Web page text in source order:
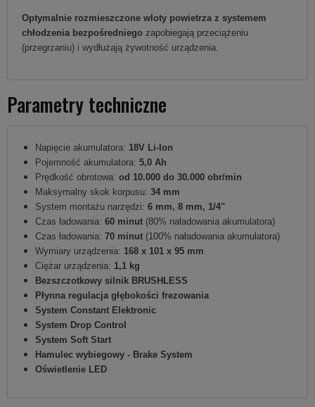
Optymalnie rozmieszczone wloty powietrza z systemem
chłodzenia bezpośredniego zapobiegają przeciążeniu
(przegrzaniu) i wydłużają żywotność urządzenia.
Parametry techniczne
Napięcie akumulatora: 18V Li-Ion
Pojemność akumulatora: 5,0 Ah
Prędkość obrotowa: od 10.000 do 30.000 obr/min
Maksymalny skok korpusu: 34 mm
System montażu narzędzi: 6 mm, 8 mm, 1/4"
Czas ładowania: 60 minut (80% naładowania akumulatora)
Czas ładowania: 70 minut (100% naładowania akumulatora)
Wymiary urządzenia: 168 x 101 x 95 mm
Ciężar urządzenia: 1,1 kg
Bezszczotkowy silnik BRUSHLESS
Płynna regulacja głębokości frezowania
System Constant Elektronic
System Drop Control
System Soft Start
Hamulec wybiegowy - Brake System
Oświetlenie LED